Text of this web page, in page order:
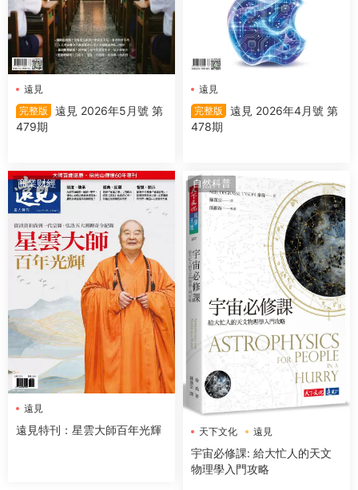
遠見
完整版
遠見 2026年5月號 第
479期
遠見
完整版
遠見 2026年4月號 第
478期
商業财經
遠見
遠見特刊：星雲大師百年光輝
自然科普
天下文化 遠見
宇宙必修課: 給大忙人的天文
物理學入門攻略